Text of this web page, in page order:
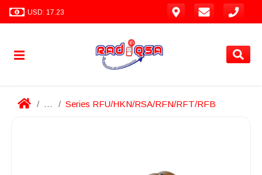
USD: 17.23
... Series RFU/HKN/RSA/RFN/RFT/RFB